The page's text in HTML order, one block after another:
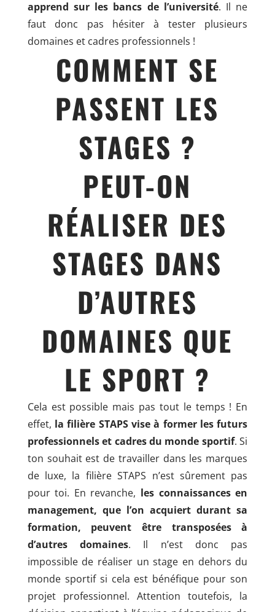
apprend sur les bancs de l’université. Il ne
faut donc pas hésiter à tester plusieurs
domaines et cadres professionnels !
COMMENT SE
PASSENT LES
STAGES ?
PEUT-ON
RÉALISER DES
STAGES DANS
D’AUTRES
DOMAINES QUE
LE SPORT ?
Cela est possible mais pas tout le temps ! En
effet, la filière STAPS vise à former les futurs
professionnels et cadres du monde sportif. Si
ton souhait est de travailler dans les marques
de luxe, la filière STAPS n’est sûrement pas
pour toi. En revanche, les connaissances en
management, que l’on acquiert durant sa
formation, peuvent être transposées à
d’autres domaines. Il n’est donc pas
impossible de réaliser un stage en dehors du
monde sportif si cela est bénéfique pour son
projet professionnel. Attention toutefois, la